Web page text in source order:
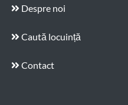
Despre noi
Caută locuință
Contact